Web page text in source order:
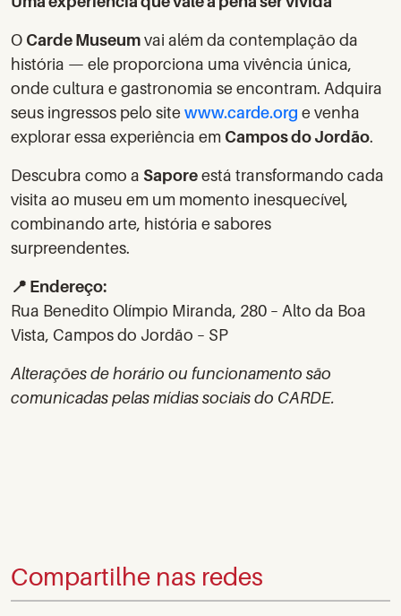
O Carde Museumvai além da contemplação da
história — ele proporciona uma vivência única,
onde cultura e gastronomia se encontram. Adquira
seus ingressos pelo sitewww.carde.org e venha
explorar essa experiência em Campos do Jordão.
Descubra como a Saporeestá transformando cada
visita ao museu em um momento inesquecível,
combinando arte, história e sabores
surpreendentes.
📍 Endereço:
Rua Benedito Olímpio Miranda, 280 – Alto da Boa
Vista, Campos do Jordão – SP
Alterações de horário ou funcionamento são
comunicadas pelas mídias sociais do CARDE.
Compartilhe nas redes